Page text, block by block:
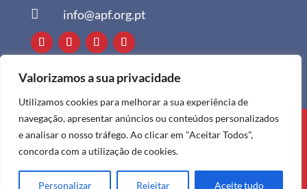
Valorizamos a sua privacidade
Utilizamos cookies para melhorar a sua experiência de
navegação, apresentar anúncios ou conteúdos personalizados
e analisar o nosso tráfego. Ao clicar em "Aceitar Todos",
concorda com a utilização de cookies.
Personalizar Rejeitar Aceite tudo
 info@apf.org.pt
Todos os direitos reservados à APF ©
2024